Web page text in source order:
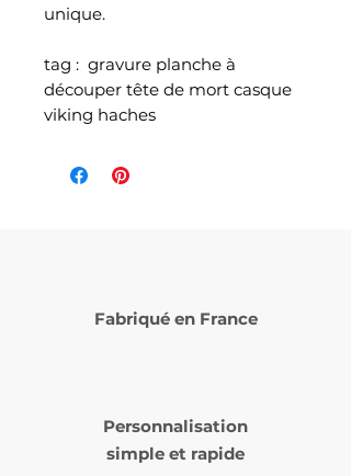
unique.
tag : gravure planche à
découper tête de mort casque
viking haches
Fabriqué en France
Personnalisation
simple et rapide